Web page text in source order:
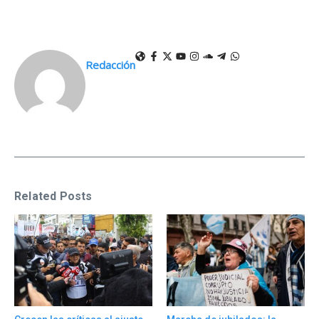
Redacción
Related Posts